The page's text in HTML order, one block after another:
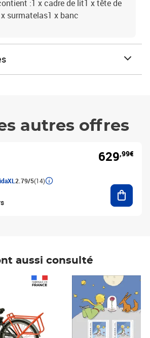
:1 x cadre de lit1 x tête de
surmatelas1 x banc
autres offres
2.79/5(14)
629,99€
aussi consulté
Prix 7,50€